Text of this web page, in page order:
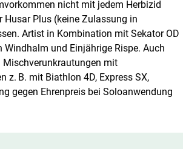
nicht mit jedem Herbizid
Husar Plus (keine Zulassung in
Artist in Kombination mit Sekator OD
und Einjährige Rispe. Auch
Mischverunkrautungen mit
z. B. mit Biathlon 4D, Express SX,
gegen Ehrenpreis bei Soloanwendung